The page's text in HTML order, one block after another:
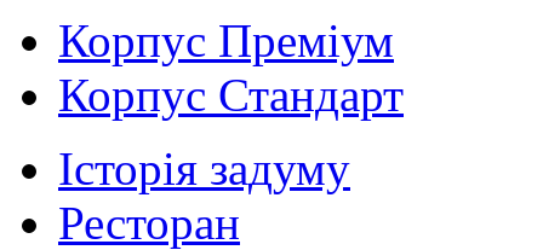
Корпус Преміум
Корпус Стандарт
Історія задуму
Ресторан